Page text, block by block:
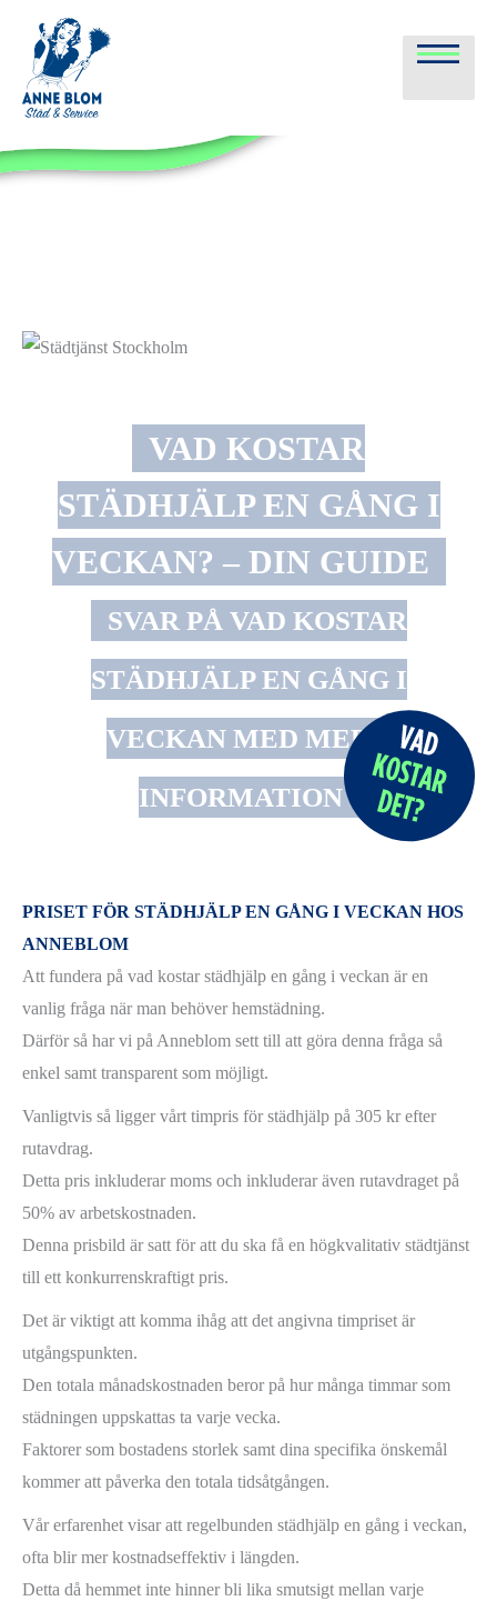
VAD KOSTAR
STÄDHJÄLP EN GÅNG I
VECKAN? – DIN GUIDE
SVAR PÅ VAD KOSTAR
STÄDHJÄLP EN GÅNG I
VECKAN MED MERA
INFORMATION
PRISET FÖR STÄDHJÄLP EN GÅNG I VECKAN HOS
ANNEBLOM
Att fundera på vad kostar städhjälp en gång i veckan är en
vanlig fråga när man behöver hemstädning.
Därför så har vi på Anneblom sett till att göra denna fråga så
enkel samt transparent som möjligt.
Vanligtvis så ligger vårt timpris för städhjälp på 305 kr efter
rutavdrag.
Detta pris inkluderar moms och inkluderar även rutavdraget på
50% av arbetskostnaden.
Denna prisbild är satt för att du ska få en högkvalitativ städtjänst
till ett konkurrenskraftigt pris.
Det är viktigt att komma ihåg att det angivna timpriset är
utgångspunkten.
Den totala månadskostnaden beror på hur många timmar som
städningen uppskattas ta varje vecka.
Faktorer som bostadens storlek samt dina specifika önskemål
kommer att påverka den totala tidsåtgången.
Vår erfarenhet visar att regelbunden städhjälp en gång i veckan,
ofta blir mer kostnadseffektiv i längden.
Detta då hemmet inte hinner bli lika smutsigt mellan varje